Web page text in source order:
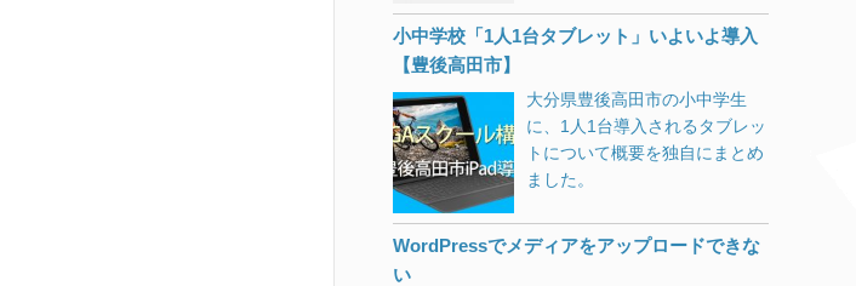
ても喜んでもらったことがあり
ました。内心（「もったいな
もう文字滲みまくり。 若い人は
解像度が高い＝多くの情報が表
示できるというのを好みました
ので、設定で文字を大きくする
でした。 しかし最近はディスプ
レイの解像度が高くなりすぎ
min.js”></script> <script async
on.com/pagead/js/adsbygoogle
.js”></script> </head> ・ ・ ・
<ins class=”adsbygoogle” data-
ad-client=”ca-pub-
XXXXXXXXXXXXXXXX” data-
ad-slot=”XXXXXXXXXX”></ins>
<script> (adsbygoogle =
る間に新しいオーディオエンド
ーションが応答を停止する原因
となる信頼性の問題が解決され
ます。 dGPUを持つ特定のハー
ドウェアでWindows Helloの登
に対処します。 特定のベンダー
2005年4月ですから、今も使っ
ている方もそれほど多くは無い
して、最近インストールし直し
た（サポート対象OSに）けど
認証に失敗する」という方は、
Adobeヘルプセンター経由で連
うです。 https://www.ii-
小中学校「1人1台タブレット」いよいよ導入
【豊後高田市】
大分県豊後高田市の小中学生
に、1人1台導入されるタブレッ
トについて概要を独自にまとめ
ました。
WordPressでメディアをアップロードできな
い